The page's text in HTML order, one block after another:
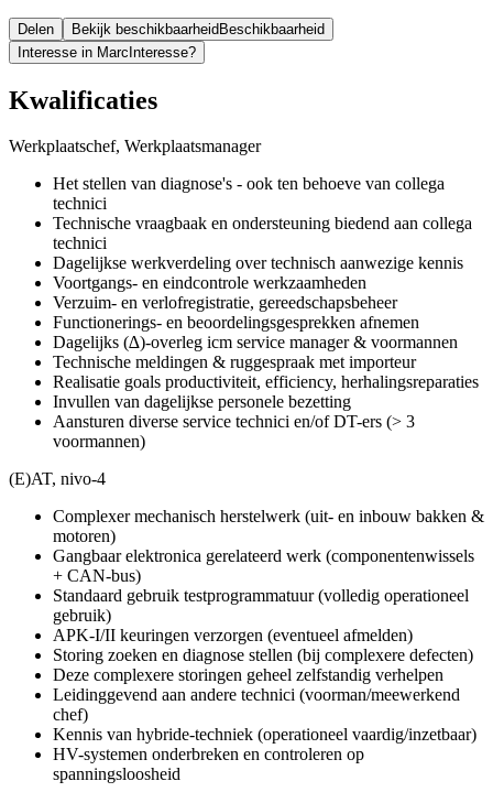
Delen Bekijk beschikbaarheidBeschikbaarheid
Interesse in MarcInteresse?
Kwalificaties
Werkplaatschef, Werkplaatsmanager
Het stellen van diagnose's - ook ten behoeve van collega
technici
Technische vraagbaak en ondersteuning biedend aan collega
technici
Dagelijkse werkverdeling over technisch aanwezige kennis
Voortgangs- en eindcontrole werkzaamheden
Verzuim- en verlofregistratie, gereedschapsbeheer
Functionerings- en beoordelingsgesprekken afnemen
Dagelijks (∆)-overleg icm service manager & voormannen
Technische meldingen & ruggespraak met importeur
Realisatie goals productiviteit, efficiency, herhalingsreparaties
Invullen van dagelijkse personele bezetting
Aansturen diverse service technici en/of DT-ers (> 3
voormannen)
(E)AT, nivo-4
Complexer mechanisch herstelwerk (uit- en inbouw bakken &
motoren)
Gangbaar elektronica gerelateerd werk (componentenwissels
+ CAN-bus)
Standaard gebruik testprogrammatuur (volledig operationeel
gebruik)
APK-I/II keuringen verzorgen (eventueel afmelden)
Storing zoeken en diagnose stellen (bij complexere defecten)
Deze complexere storingen geheel zelfstandig verhelpen
Leidinggevend aan andere technici (voorman/meewerkend
chef)
Kennis van hybride-techniek (operationeel vaardig/inzetbaar)
HV-systemen onderbreken en controleren op
spanningsloosheid